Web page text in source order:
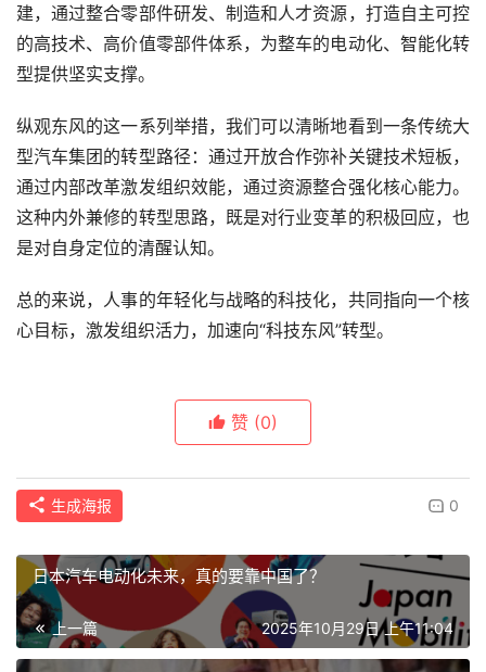
建，通过整合零部件研发、制造和人才资源，打造自主可控
的高技术、高价值零部件体系，为整车的电动化、智能化转
型提供坚实支撑。
纵观东风的这一系列举措，我们可以清晰地看到一条传统大
型汽车集团的转型路径：通过开放合作弥补关键技术短板，
通过内部改革激发组织效能，通过资源整合强化核心能力。
这种内外兼修的转型思路，既是对行业变革的积极回应，也
是对自身定位的清醒认知。
总的来说，人事的年轻化与战略的科技化，共同指向一个核
心目标，激发组织活力，加速向“科技东风”转型。
赞 (0)
生成海报 0
日本汽车电动化未来，真的要靠中国了？
上一篇 2025年10月29日 上午11:04